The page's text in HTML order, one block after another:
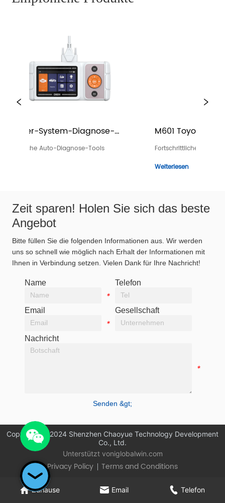
M601 Toyota - Full Systems
Diagnosegerät
Fortschrittliche Auto-Diagnose-Tools
Zeit sparen! Holen Sie sich das beste
Angebot
Bitte füllen Sie die folgenden Informationen aus. Wir werden
uns so schnell wie möglich nach Erhalt der Informationen mit
Ihnen in Verbindung setzen. Vielen Dank für Ihre Nachricht!
Name
*
Telefon
Email
*
Gesellschaft
Nachricht
*
Senden &gt;
Zuhause Email Telefon
Copyright © 2024 Shenzhen Chaoyue Technology Development
Co., Ltd.
Unterstützt voniglobalwin.com
Privacy Policy Terms and Conditions